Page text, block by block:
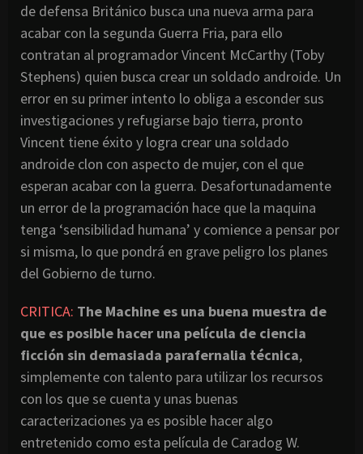
de defensa Británico busca una nueva arma para
acabar con la segunda Guerra Fria, para ello
contratan al programador Vincent McCarthy (Toby
Stephens) quien busca crear un soldado androide. Un
error en su primer intento lo obliga a esconder sus
investigaciones y refugiarse bajo tierra, pronto
Vincent tiene éxito y logra crear una soldado
androide clon con aspecto de mujer, con el que
esperan acabar con la guerra. Desafortunadamente
un error de la programación hace que la maquina
tenga ‘sensibilidad humana’ y comience a pensar por
si misma, lo que pondrá en grave peligro los planes
del Gobierno de turno.
CRITICA: The Machine es una buena muestra de
que es posible hacer una película de ciencia
ficción sin demasiada parafernalia técnica,
simplemente con talento para utilizar los recursos
con los que se cuenta y unas buenas
caracterizaciones ya es posible hacer algo
entretenido como esta película de Caradog W.